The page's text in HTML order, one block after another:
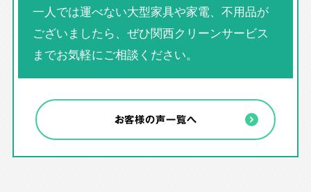
一人では運べない大型家具や家電、不用品が
ございましたら、ぜひ関西クリーンサービス
までお気軽にご相談ください。
お客様の声一覧へ